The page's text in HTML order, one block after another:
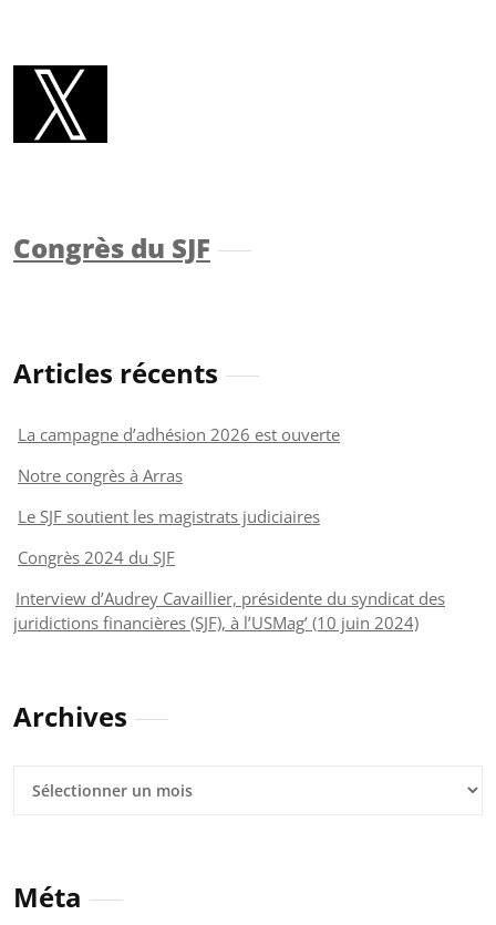
Congrès du SJF
Articles récents
La campagne d’adhésion 2026 est ouverte
Notre congrès à Arras
Le SJF soutient les magistrats judiciaires
Congrès 2024 du SJF
Interview d’Audrey Cavaillier, présidente du syndicat des
juridictions financières (SJF), à l’USMag’ (10 juin 2024)
Archives
Méta